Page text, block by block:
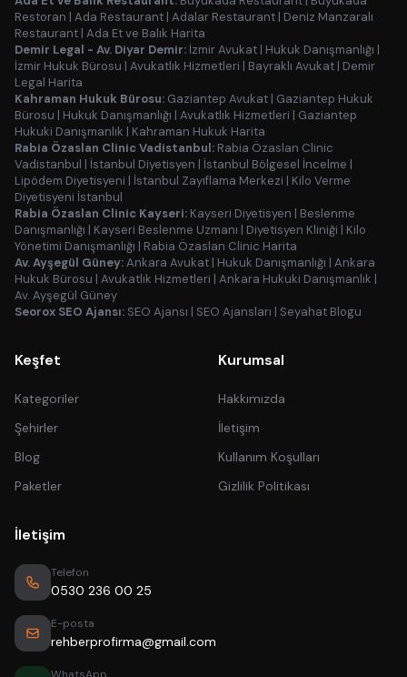
Restoran | Ada Restaurant | Adalar Restaurant | Deniz Manzaralı
Restaurant | Ada Et ve Balık Harita
Demir Legal - Av. Diyar Demir: İzmir Avukat | Hukuk Danışmanlığı |
İzmir Hukuk Bürosu | Avukatlık Hizmetleri | Bayraklı Avukat | Demir
Legal Harita
Kahraman Hukuk Bürosu: Gaziantep Avukat | Gaziantep Hukuk
Bürosu | Hukuk Danışmanlığı | Avukatlık Hizmetleri | Gaziantep
Hukuki Danışmanlık | Kahraman Hukuk Harita
Rabia Özaslan Clinic Vadistanbul: Rabia Özaslan Clinic
Vadistanbul | İstanbul Diyetisyen | İstanbul Bölgesel İncelme |
Lipödem Diyetisyeni | İstanbul Zayıflama Merkezi | Kilo Verme
Diyetisyeni İstanbul
Rabia Özaslan Clinic Kayseri: Kayseri Diyetisyen | Beslenme
Danışmanlığı | Kayseri Beslenme Uzmanı | Diyetisyen Kliniği | Kilo
Yönetimi Danışmanlığı | Rabia Özaslan Clinic Harita
Av. Ayşegül Güney:Ankara Avukat | Hukuk Danışmanlığı | Ankara
Hukuk Bürosu | Avukatlık Hizmetleri | Ankara Hukuki Danışmanlık |
Av. Ayşegül Güney
Seorox SEO Ajansı: SEO Ajansı | SEO Ajansları | Seyahat Blogu
Keşfet
Kategoriler
Şehirler
Blog
Paketler
Kurumsal
Hakkımızda
İletişim
Kullanım Koşulları
Gizlilik Politikası
İletişim
Telefon
0530 236 00 25
E-posta
rehberprofirma@gmail.com